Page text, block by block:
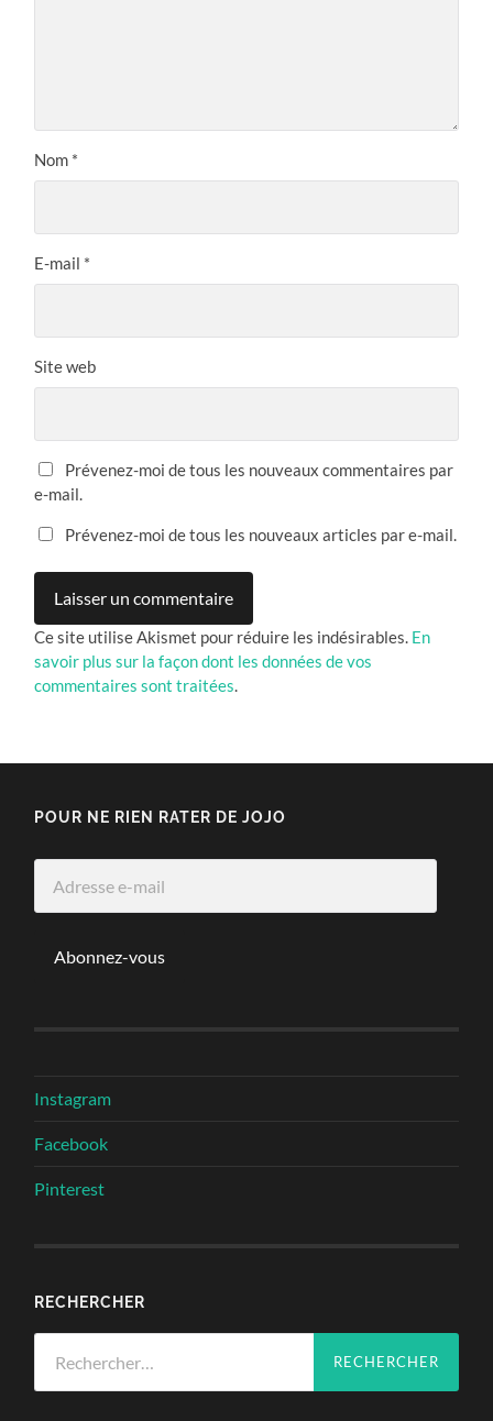
Nom *
E-mail *
Site web
Prévenez-moi de tous les nouveaux commentaires par
e-mail.
Prévenez-moi de tous les nouveaux articles par e-mail.
Ce site utilise Akismet pour réduire les indésirables. En
savoir plus sur la façon dont les données de vos
commentaires sont traitées
POUR NE RIEN RATER DE JOJO
Abonnez-vous
Instagram
Facebook
Pinterest
RECHERCHER